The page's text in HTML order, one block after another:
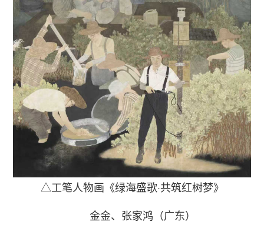
△工笔人物画《绿海盛歌·共筑红树梦》
金金、张家鸿（广东）